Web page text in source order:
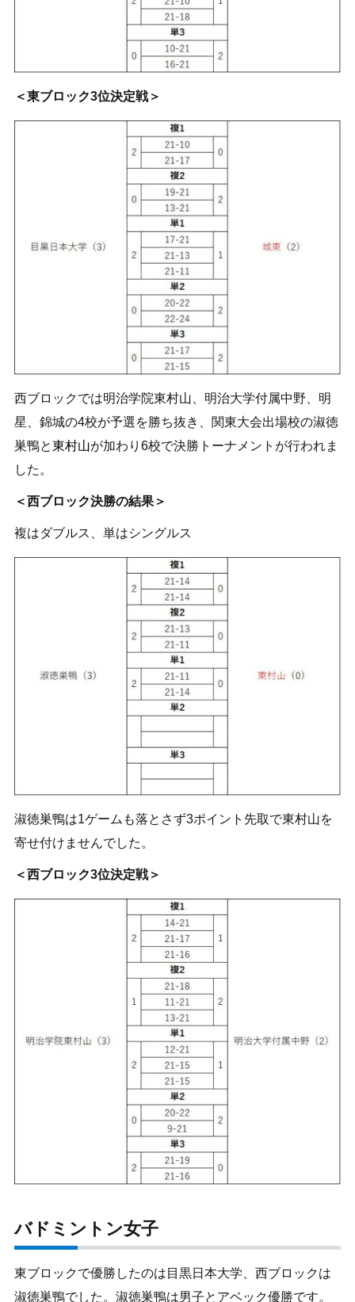
＜東ブロック3位決定戦＞
西ブロックでは明治学院東村山、明治大学付属中野、明
星、錦城の4校が予選を勝ち抜き、関東大会出場校の淑徳
巣鴨と東村山が加わり6校で決勝トーナメントが行われま
した。
＜西ブロック決勝の結果＞
複はダブルス、単はシングルス
淑徳巣鴨は1ゲームも落とさず3ポイント先取で東村山を
寄せ付けませんでした。
＜西ブロック3位決定戦＞
バドミントン女子
東ブロックで優勝したのは目黒日本大学、西ブロックは
淑徳巣鴨でした。淑徳巣鴨は男子とアベック優勝です。